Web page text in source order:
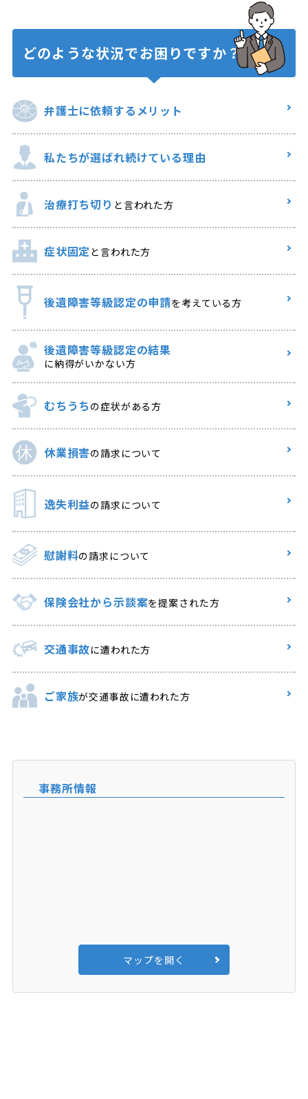
どのような状況でお困りですか？
弁護士に依頼するメリット
私たちが選ばれ続けている理由
治療打ち切り と言われた方
症状固定 と言われた方
後遺障害等級認定の申請を考えている方
後遺障害等級認定の結果
に納得がいかない方
むちうちの症状がある方
休業損害の請求について
逸失利益の請求について
慰謝料の請求について
保険会社から示談案を提案された方
交通事故に遭われた方
ご家族が交通事故に遭われた方
事務所情報
マップを開く